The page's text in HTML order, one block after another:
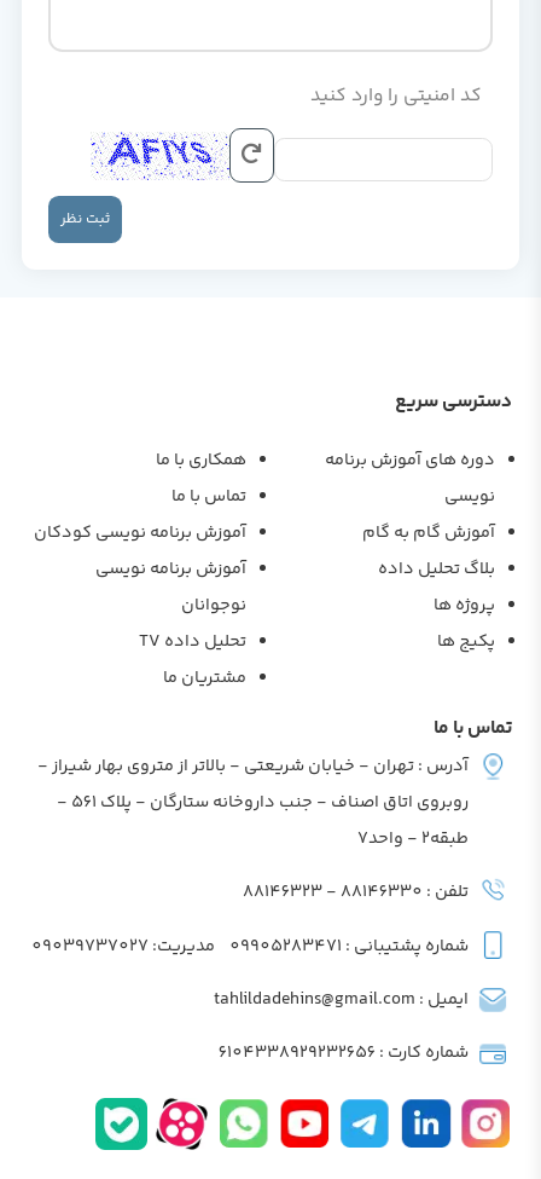
کد امنیتی را وارد کنید
ثبت نظر
دسترسی سریع
دوره های آموزش برنامه
نویسی
آموزش گام به گام
بلاگ تحلیل داده
پروژه ها
پکیج ها
همکاری با ما
تماس با ما
آموزش برنامه نویسی کودکان
آموزش برنامه نویسی
نوجوانان
تحلیل داده TV
مشتریان ما
تماس با ما
آدرس : تهران - خیابان شریعتی - بالاتر از متروی بهار شیراز -
روبروی اتاق اصناف - جنب داروخانه ستارگان - پلاک 561 -
طبقه2 - واحد7
تلفن : 88146330 - 88146323
شماره پشتیبانی : 09905283471 مدیریت: 09039737027
ایمیل : tahlildadehins@gmail.com
شماره کارت : 6104338929232656